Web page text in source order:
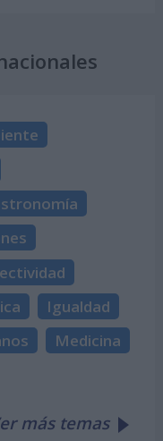
Igualdad
Medicina
más temas